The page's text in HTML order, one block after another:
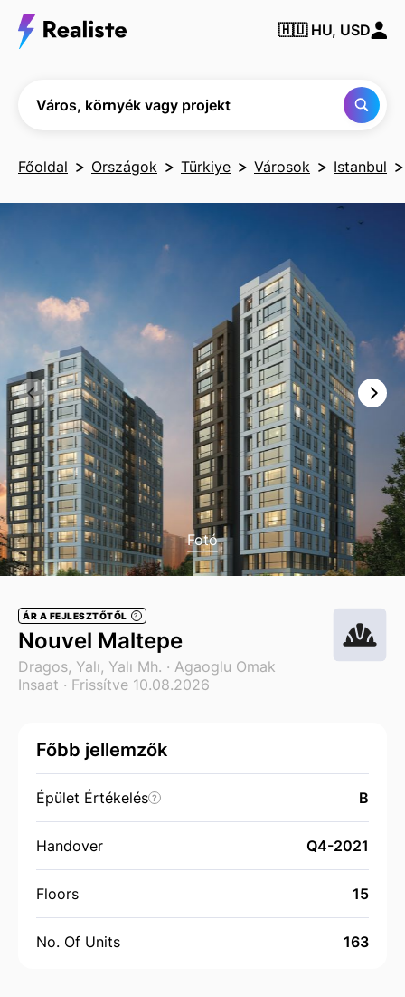
🇭🇺 HU, USD
Város, környék vagy projekt
Főoldal Országok Türkiye Városok Istanbul
Fotó
ÁR A FEJLESZTŐTŐL ?
Nouvel Maltepe
Dragos, Yalı, Yalı Mh. · Agaoglu Omak
Insaat · Frissítve 10.08.2026
Főbb jellemzők
Épület Értékelés ? B
Handover Q4-2021
Floors 15
No. Of Units 163